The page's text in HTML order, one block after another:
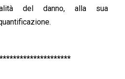
del danno, alla sua